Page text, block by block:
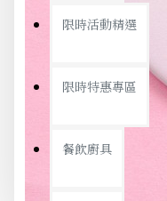
限時活動精選
限時特惠專區
餐飲廚具